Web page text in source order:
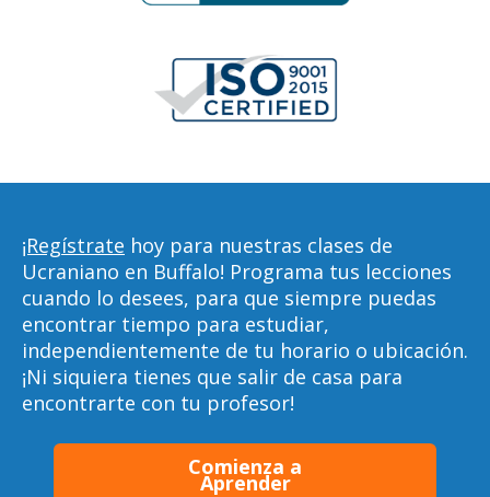
¡Regístrate hoy para nuestras clases de
Ucraniano en Buffalo! Programa tus lecciones
cuando lo desees, para que siempre puedas
encontrar tiempo para estudiar,
independientemente de tu horario o ubicación.
¡Ni siquiera tienes que salir de casa para
encontrarte con tu profesor!
Comienza a
Aprender